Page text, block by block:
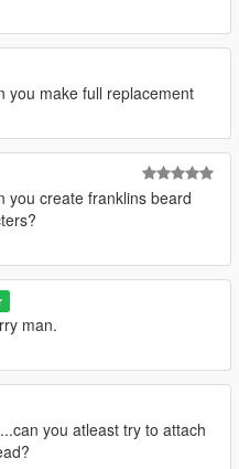
you make full replacement
you create franklins beard
man.
you atleast try to attach